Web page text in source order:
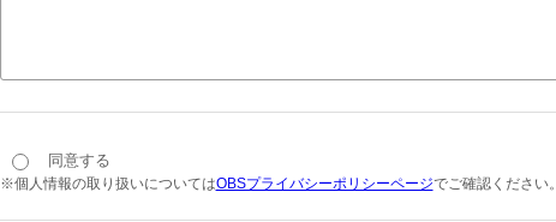
同意する
※個人情報の取り扱いについてはOBSプライバシーポリシーページでご確認ください。